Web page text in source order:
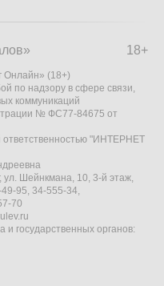
18+
Онлайн» (18+)
по надзору в сфере связи,
коммуникаций
№ ФС77-84675 от
ответственностью "ИНТЕРНЕТ
ул. Шейнкмана, 10, 3-й этаж,
95, 34-555-34,
70
государственных органов: